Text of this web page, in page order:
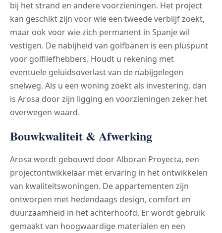
bij het strand en andere voorzieningen. Het project
kan geschikt zijn voor wie een tweede verblijf zoekt,
maar ook voor wie zich permanent in Spanje wil
vestigen. De nabijheid van golfbanen is een pluspunt
voor golfliefhebbers. Houdt u rekening met
eventuele geluidsoverlast van de nabijgelegen
snelweg. Als u een woning zoekt als investering, dan
is Arosa door zijn ligging en voorzieningen zeker het
overwegen waard.
Bouwkwaliteit & Afwerking
Arosa wordt gebouwd door Alboran Proyecta, een
projectontwikkelaar met ervaring in het ontwikkelen
van kwaliteitswoningen. De appartementen zijn
ontworpen met hedendaags design, comfort en
duurzaamheid in het achterhoofd. Er wordt gebruik
gemaakt van hoogwaardige materialen en een